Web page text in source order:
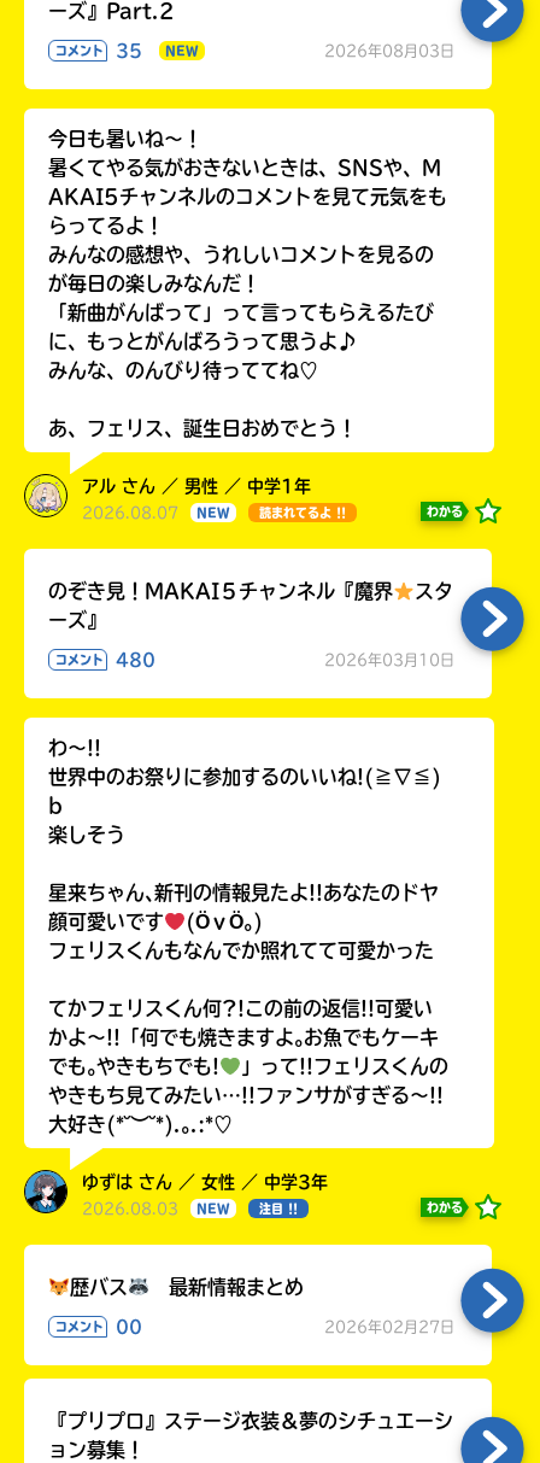
ーズ』Part.2
コメント 35 NEW 2026年08月03日
今日も暑いね〜！
暑くてやる気がおきないときは、SNSや、M
AKAI5チャンネルのコメントを見て元気をも
らってるよ！
みんなの感想や、うれしいコメントを見るの
が毎日の楽しみなんだ！
「新曲がんばって」って言ってもらえるたび
に、もっとがんばろうって思うよ♪
みんな、のんびり待っててね♡
あ、フェリス、誕生日おめでとう！
アル さん ／ 男性 ／ 中学1年
2026.08.07 NEW 読まれてるよ !! わかる
のぞき見！MAKAI５チャンネル『魔界
スタ
ーズ』
コメント 480 2026年03月10日
わ〜!!
世界中のお祭りに参加するのいいね!(≧∇≦)
b
楽しそう
星来ちゃん､新刊の情報見たよ!!あなたのドヤ
顔可愛いです
(ӦｖӦ｡)
フェリスくんもなんでか照れてて可愛かった
てかフェリスくん何?!この前の返信!!可愛い
かよ〜!!「何でも焼きますよ｡お魚でもケーキ
でも｡やきもちでも!
」って!!フェリスくんの
やきもち見てみたい…!!ファンサがすぎる〜!!
大好き(*˘︶˘*).｡.:*♡
ゆずは さん ／ 女性 ／ 中学3年
2026.08.03 NEW 注目 !! わかる
歴バス 最新情報まとめ
コメント 00 2026年02月27日
『プリプロ』ステージ衣装＆夢のシチュエーシ
ョン募集！